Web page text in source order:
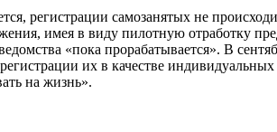
регистрации самозанятых не
имея в виду пилотную отработку
«пока прорабатывается». В
их в качестве
на жизнь».